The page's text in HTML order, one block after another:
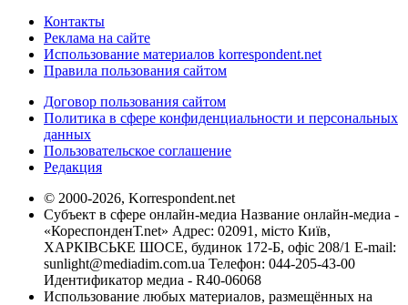
Контакты
Реклама на сайте
Использование материалов korrespondent.net
Правила пользования сайтом
Договор пользования сайтом
Политика в сфере конфиденциальности и персональных
данных
Пользовательское соглашение
Редакция
© 2000-2026, Korrespondent.net
Субъект в сфере онлайн-медиа Название онлайн-медиа -
«КореспонденТ.net» Адрес: 02091, місто Київ,
ХАРКІВСЬКЕ ШОСЕ, будинок 172-Б, офіс 208/1 E-mail:
sunlight@mediadim.com.ua Телефон: 044-205-43-00
Идентификатор медиа - R40-06068
Использование любых материалов, размещённых на